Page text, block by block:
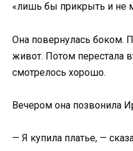
«лишь бы прикрыть и не
Она повернулась боком.
живот. Потом перестала
смотрелось хорошо.
Вечером она позвонила
— Я купила платье, —